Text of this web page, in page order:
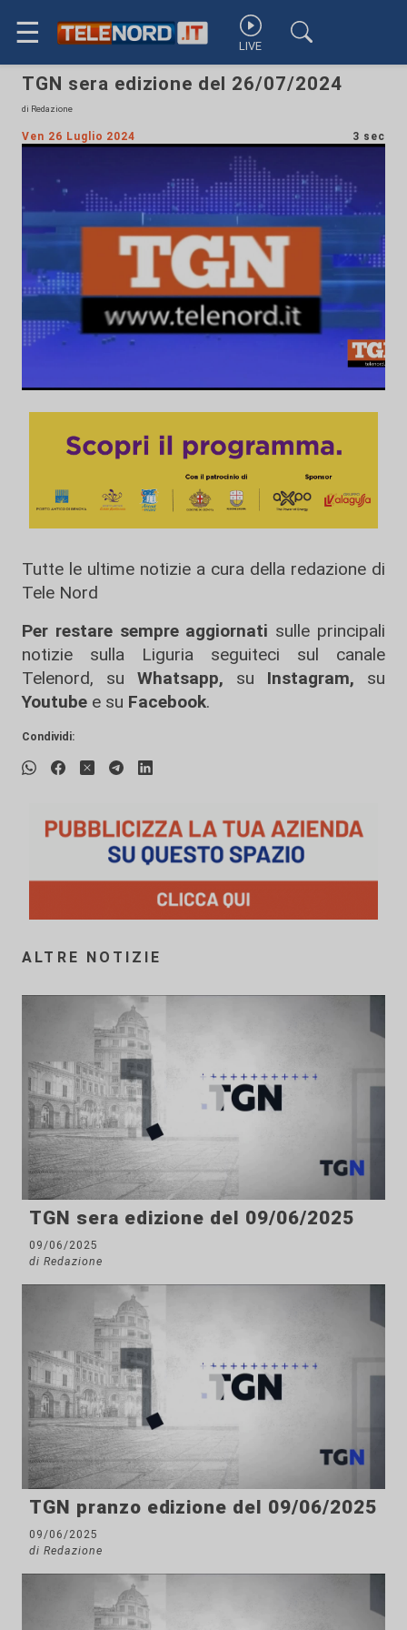
☰ LIVE
TGN sera edizione del 26/07/2024
di Redazione
Ven 26 Luglio 2024 3 sec
Tutte le ultime notizie a cura della redazione di
Tele Nord
Per restare sempre aggiornati sulle principali
notizie sulla Liguria seguiteci sul canale
Telenord, su
Whatsapp, su Instagram, su
Youtube e su Facebook.
Condividi:
ALTRE NOTIZIE
TGN sera edizione del 09/06/2025
09/06/2025
di Redazione
TGN pranzo edizione del 09/06/2025
09/06/2025
di Redazione